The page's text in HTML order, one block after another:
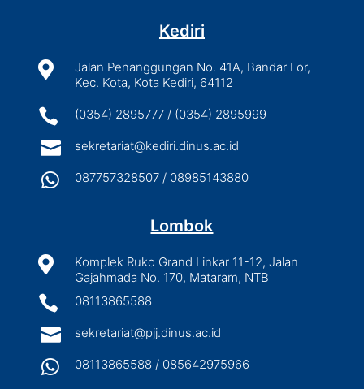
Kediri

Jalan Penanggungan No. 41A, Bandar Lor,
Kec. Kota, Kota Kediri, 64112
 (0354) 2895777 / (0354) 2895999
 sekretariat@kediri.dinus.ac.id
 087757328507 / 08985143880
Lombok

Komplek Ruko Grand Linkar 11-12, Jalan
Gajahmada No. 170, Mataram, NTB
 08113865588
 sekretariat@pjj.dinus.ac.id
 08113865588 / 085642975966